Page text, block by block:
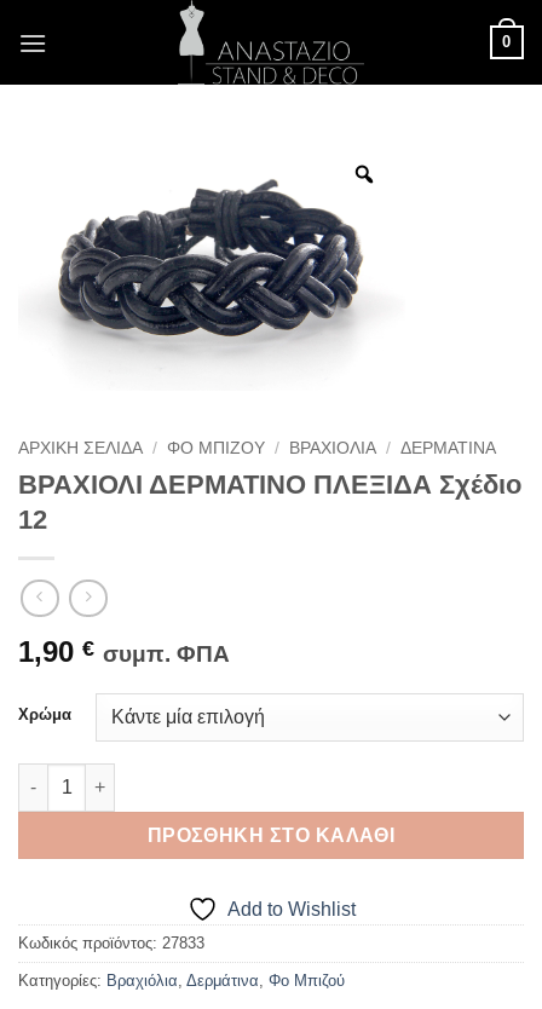
στο
0
ΑΡΧΙΚΉ ΣΕΛΊΔΑ / ΦΟ ΜΠΙΖΟΎ / ΒΡΑΧΙΌΛΙΑ / ΔΕΡΜΆΤΙΝΑ
ΒΡΑΧΙΟΛΙ ΔΕΡΜΑΤΙΝΟ ΠΛΕΞΙΔΑ Σχέδιο
12
1,90 € συμπ. ΦΠΑ
Χρώμα
ΒΡΑΧΙΟΛΙ ΔΕΡΜΑΤΙΝΟ ΠΛΕΞΙΔΑ Σχέδιο 12 ποσότητα
ΠΡΟΣΘΉΚΗ ΣΤΟ ΚΑΛΆΘΙ
Add to Wishlist
Κωδικός προϊόντος: 27833
Κατηγορίες: Βραχιόλια Δερμάτινα Φο Μπιζού